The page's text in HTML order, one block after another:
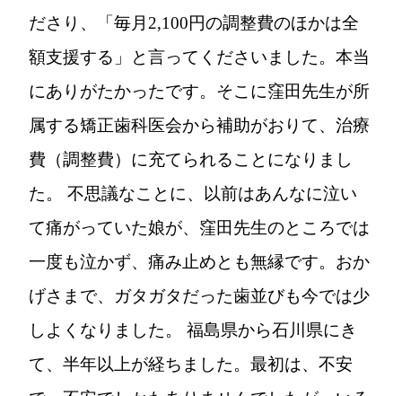
ださり、「毎月2,100円の調整費のほかは全
額支援する」と言ってくださいました。本当
にありがたかったです。そこに窪田先生が所
属する矯正歯科医会から補助がおりて、治療
費（調整費）に充てられることになりまし
た。 不思議なことに、以前はあんなに泣い
て痛がっていた娘が、窪田先生のところでは
一度も泣かず、痛み止めとも無縁です。おか
げさまで、ガタガタだった歯並びも今では少
しよくなりました。 福島県から石川県にき
て、半年以上が経ちました。最初は、不安